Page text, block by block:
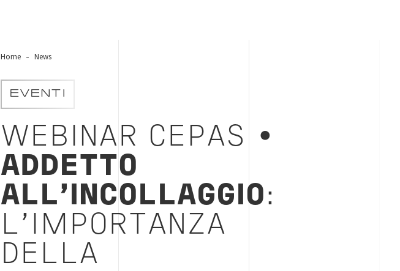
Home News
EVENTI
WEBINAR CEPAS •
ADDETTO
ALL'INCOLLAGGIO:
L'IMPORTANZA
DELLA